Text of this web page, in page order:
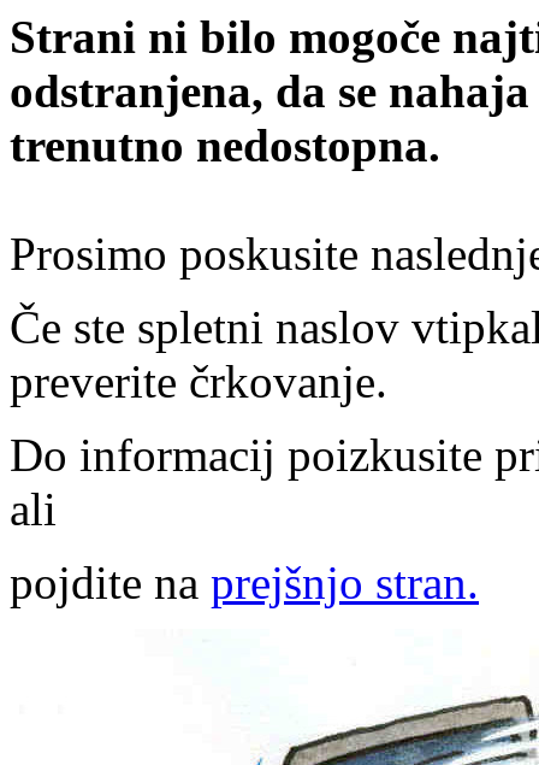
Strani ni bilo mogoče
odstranjena, da se
trenutno nedostopna.
Prosimo poskusite
Če ste spletni naslov
preverite črkovanje.
Do informacij poizkusite
ali
pojdite na prejšnjo stran.